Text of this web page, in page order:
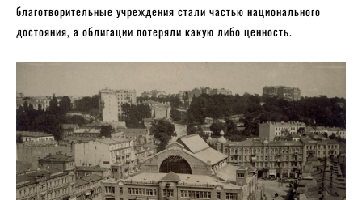
благотворительные учреждения стали частью национального
достояния, а облигации потеряли какую либо ценность.